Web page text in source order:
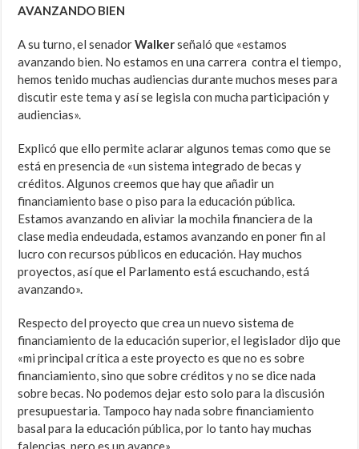
AVANZANDO BIEN
A su turno, el senadorWalkerseñaló que «estamos
avanzando bien. No estamos en una carrera contra el tiempo,
hemos tenido muchas audiencias durante muchos meses para
discutir este tema y así se legisla con mucha participación y
audiencias».
Explicó que ello permite aclarar algunos temas como que se
está en presencia de «un sistema integrado de becas y
créditos. Algunos creemos que hay que añadir un
financiamiento base o piso para la educación pública.
Estamos avanzando en aliviar la mochila financiera de la
clase media endeudada, estamos avanzando en poner fin al
lucro con recursos públicos en educación. Hay muchos
proyectos, así que el Parlamento está escuchando, está
avanzando».
Respecto del proyecto que crea un nuevo sistema de
financiamiento de la educación superior, el legislador dijo que
«mi principal crítica a este proyecto es que no es sobre
financiamiento, sino que sobre créditos y no se dice nada
sobre becas. No podemos dejar esto solo para la discusión
presupuestaria. Tampoco hay nada sobre financiamiento
basal para la educación pública, por lo tanto hay muchas